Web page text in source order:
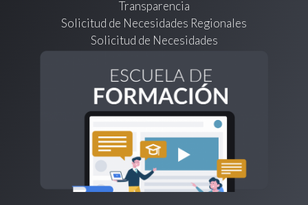
Transparencia
Solicitud de Necesidades Regionales
Solicitud de Necesidades